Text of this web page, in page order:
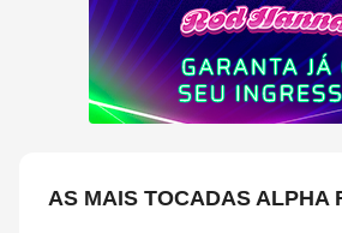
AS MAIS TOCADAS ALPHA